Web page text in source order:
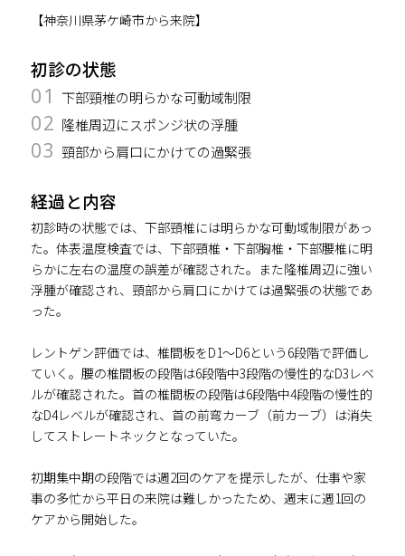
【神奈川県茅ケ崎市から来院】
初診の状態
01 下部頸椎の明らかな可動域制限
02 隆椎周辺にスポンジ状の浮腫
03 頸部から肩口にかけての過緊張
経過と内容
初診時の状態では、下部頸椎には明らかな可動域制限があっ
た。体表温度検査では、下部頸椎・下部胸椎・下部腰椎に明
らかに左右の温度の誤差が確認された。また隆椎周辺に強い
浮腫が確認され、頸部から肩口にかけては過緊張の状態であ
った。
レントゲン評価では、椎間板をD1～D6という6段階で評価し
ていく。腰の椎間板の段階は6段階中3段階の慢性的なD3レベ
ルが確認された。首の椎間板の段階は6段階中4段階の慢性的
なD4レベルが確認され、首の前弯カーブ（前カーブ）は消失
してストレートネックとなっていた。
初期集中期の段階では週2回のケアを提示したが、仕事や家
事の多忙から平日の来院は難しかったため、週末に週1回の
ケアから開始した。